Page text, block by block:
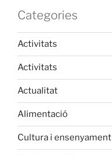
Categories
Activitats
Activitats
Actualitat
Alimentació
Cultura i ensenyament